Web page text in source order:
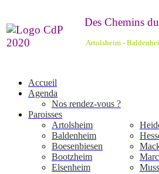
Des Chemins
Artolsheim -
Accueil
Agenda
Nos rendez-vous ?
Paroisses
Artolsheim
Baldenheim
Boesenbiesen
Bootzheim
Elsenheim